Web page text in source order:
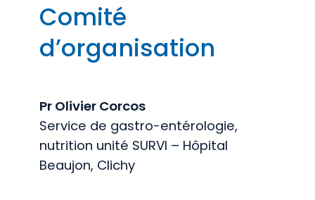
Comité
d’organisation
Pr Olivier Corcos
Service de gastro-entérologie,
nutrition unité SURVI – Hôpital
Beaujon, Clichy